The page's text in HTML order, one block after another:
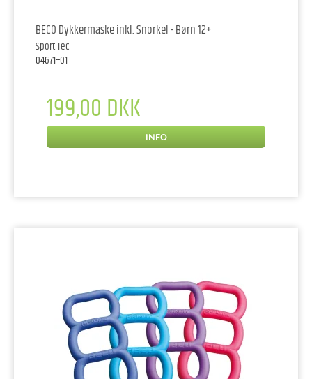
BECO Dykkermaske inkl. Snorkel - Børn 12+
Sport Tec
04671--01
199,00 DKK
INFO